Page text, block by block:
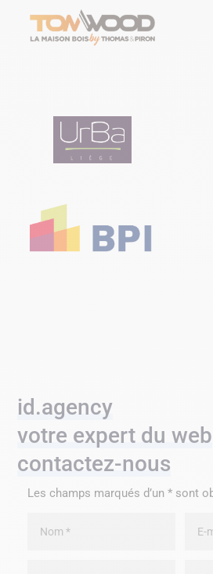
id.agency
votre expert du web
contactez-nous
Les champs marqués d’un * sont